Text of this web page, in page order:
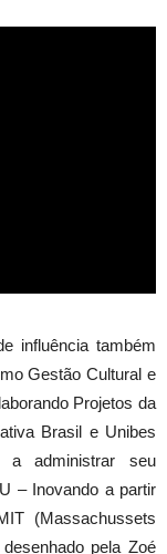
influência também
Gestão Cultural e
Projetos da
Brasil e Unibes
a administrar seu
– Inovando a partir
(Massachussets
pela Zoé